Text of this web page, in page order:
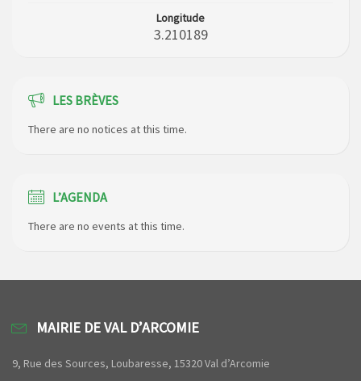
Longitude
3.210189
LES BRÈVES
There are no notices at this time.
L’AGENDA
There are no events at this time.
MAIRIE DE VAL D’ARCOMIE
9, Rue des Sources, Loubaresse, 15320 Val d’Arcomie